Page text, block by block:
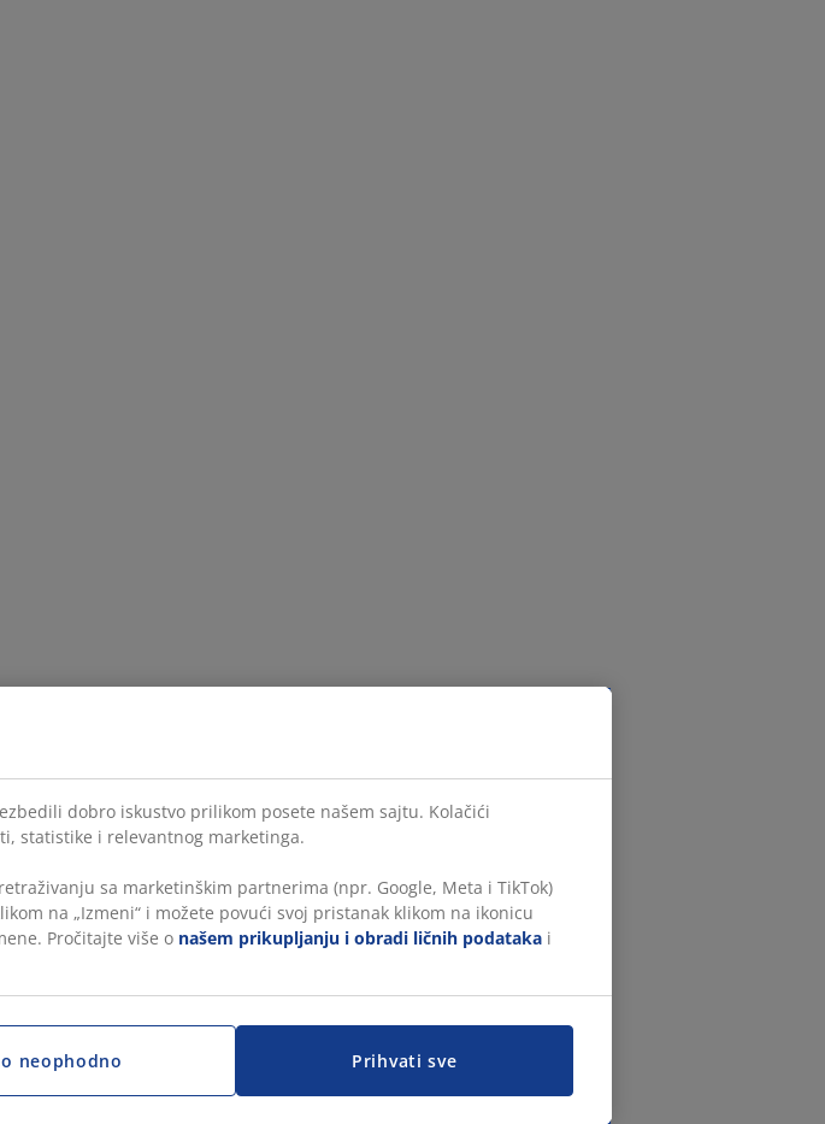
dobro iskustvo prilikom posete našem sajtu. Kolačići
statistike i relevantnog marketinga.
sa marketinškim partnerima (npr. Google, Meta i TikTok)
na „Izmeni“ i možete povući svoj pristanak klikom na ikonicu
Pročitajte više o našem prikupljanju i obradi ličnih podataka i
Prihvati sve
neophodno